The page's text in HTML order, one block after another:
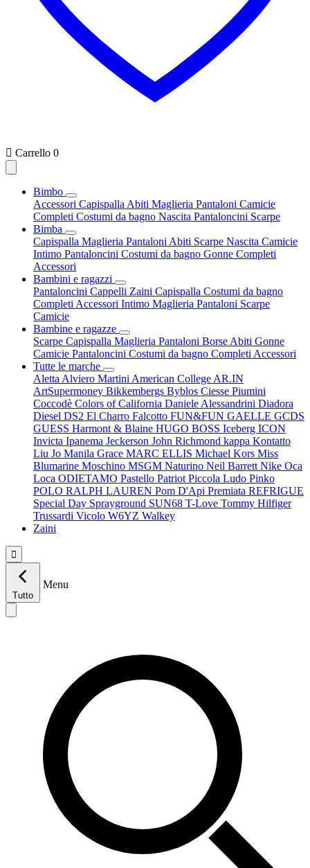
 Carrello 0
Bimbo
Accessori Capispalla Abiti Maglieria Pantaloni Camicie
Completi Costumi da bagno Nascita Pantaloncini Scarpe
Bimba
Capispalla Maglieria Pantaloni Abiti Scarpe Nascita Camicie
Intimo Pantaloncini Costumi da bagno Gonne Completi
Accessori
Bambini e ragazzi
Pantaloncini Cappelli Zaini Capispalla Costumi da bagno
Completi Accessori Intimo Maglieria Pantaloni Scarpe
Camicie
Bambine e ragazze
Scarpe Capispalla Maglieria Pantaloni Borse Abiti Gonne
Camicie Pantaloncini Costumi da bagno Completi Accessori
Tutte le marche
Aletta Alviero Martini American College AR.IN
ArtSupermoney Bikkembergs Byblos Ciesse Piumini
Coccodè Colors of California Daniele Alessandrini Diadora
Diesel DS2 El Charro Falcotto FUN&FUN GAELLE GCDS
GUESS Harmont & Blaine HUGO BOSS Iceberg ICON
Invicta Ipanema Jeckerson John Richmond kappa Kontatto
Liu Jo Manila Grace MARC ELLIS Michael Kors Miss
Blumarine Moschino MSGM Naturino Neil Barrett Nike Oca
Loca ODIETAMO Pastello Patriot Piccola Ludo Pinko
POLO RALPH LAUREN Pom D'Api Premiata REFRIGUE
Special Day Sprayground SUN68 T-Love Tommy Hilfiger
Trussardi Vicolo W6YZ Walkey
Zaini

Tutto
Menu